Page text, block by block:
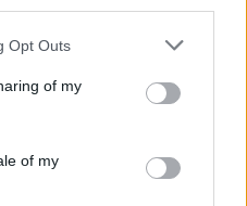
Opt Outs
of my
of my